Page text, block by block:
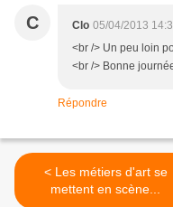
C Clo 05/04/2013
<br /> Un peu loin
<br /> Bonne
Répondre
< Les métiers d'art se
mettent en scène...